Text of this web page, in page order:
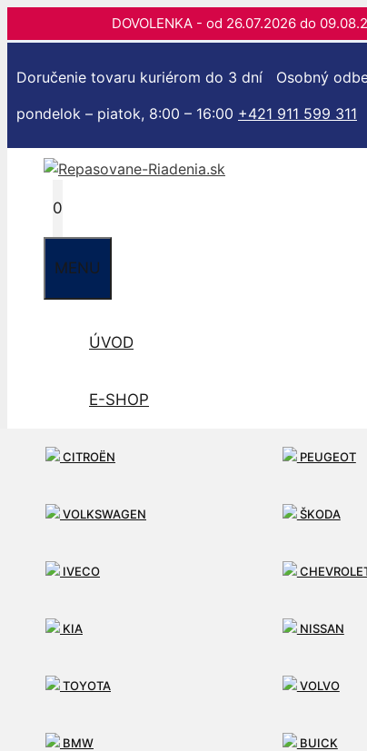
DOVOLENKA - od 26.07.2026 do
naDoručenie tovaru kuriérom do 3 dní Osobný
pondelok – piatok, 8:00 – 16:00 +421 911 599 311
0
MENU
ÚVOD
E-SHOP
CITROËN PEUGEOT
VOLKSWAGEN ŠKODA
IVECO
KIA NISSAN
TOYOTA VOLVO
BMW BUICK
SLUŽBY
AKO PRACUJEME
MÔJ ÚČET
0